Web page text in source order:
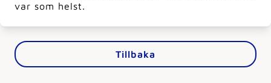
var som helst.
Tillbaka